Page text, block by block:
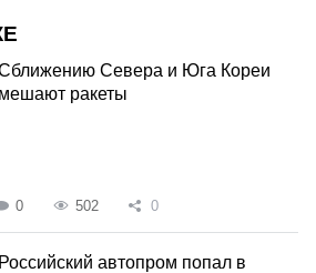
Севера и Юга Кореи
мешают ракеты
0 502 0
Российский автопром попал в